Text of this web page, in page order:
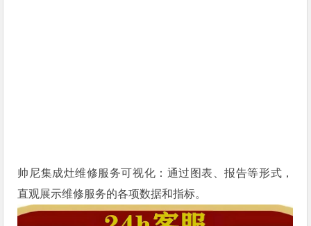
帅尼集成灶维修服务可视化：通过图表、报告等形式，
直观展示维修服务的各项数据和指标。